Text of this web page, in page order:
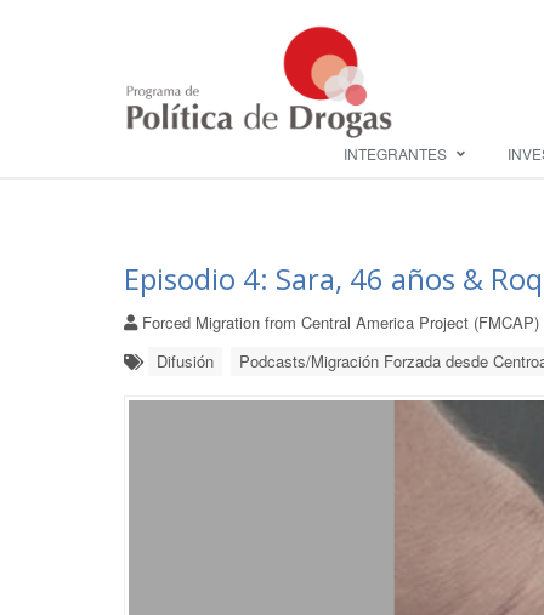
INTEGRANTES
Episodio 4: Sara, 46 años &
Forced Migration from Central America Project (FMCAP)
Difusión
Podcasts/Migración Forzada desde